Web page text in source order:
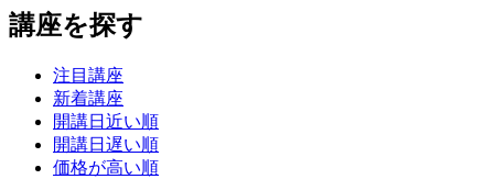
講座を探す
注目講座
新着講座
開講日近い順
開講日遅い順
価格が高い順